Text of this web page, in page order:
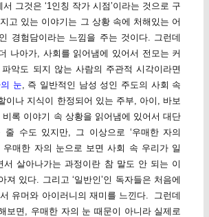
그것은 ‘1인칭 작가 시점’이라는 것으로 구
고 있는 이야기는 그 상황 속에 처해있는 어
경험담이라는 느낌을 주는 것이다. 그런데
나아가, 사회를 읽어냄에 있어서 전모는 커
악도 되지 않는 사람의 주관적 시각이라면
눈 , 즉 일반적인 남성 성인 주도의 사회 속
이나 지식이 한정되어 있는 주부, 아이, 바보
록 이야기 속 상황을 읽어냄에 있어서 대단
줄 수도 있지만, 그 이상으로 ‘우매한 자의
우매한 자의 눈으로 보면 사회 속 우리가 일
서 살아나가는 과정이란 참 말도 안 되는 이
져 있다. 그리고 ‘일반인’인 독자들은 처음에
유머와 아이러니의 재미를 느낀다. 그런데
보면, 우매한 자의 눈 때문이 아니라 실제로